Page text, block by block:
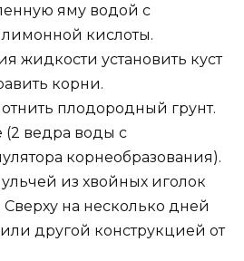
яму водой с
лимонной кислоты.
жидкости установить куст
корни.
плодородный грунт.
(2 ведра воды с
корнеобразования).
из хвойных иголок
на несколько дней
другой конструкцией от